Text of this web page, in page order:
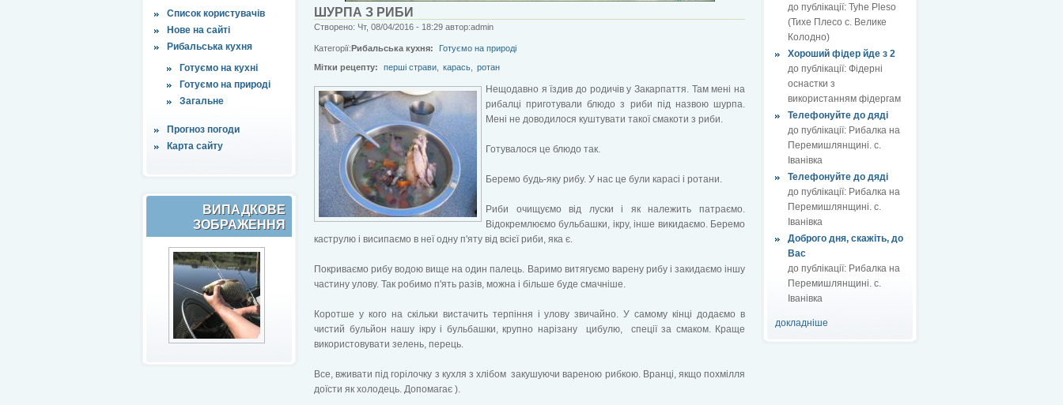
Список користувачів
Нове на сайті
Рибальська кухня
Готуємо на кухні
Готуємо на природі
Загальне
Прогноз погоди
Карта сайту
ВИПАДКОВЕ
ЗОБРАЖЕННЯ
до публікації: Tyhe Pleso
(Тихе Плесо с. Велике
Колодно)
Хороший фідер йде з 2
до публікації: Фідерні
оснастки з
використанням фідергам
Телефонуйте до дяді
до публікації: Рибалка на
Перемишлянщині. с.
Іванівка
Телефонуйте до дяді
до публікації: Рибалка на
Перемишлянщині. с.
Іванівка
Доброго дня, скажіть, до
Вас
до публікації: Рибалка на
Перемишлянщині. с.
Іванівка
докладніше
ШУРПА З РИБИ
Створено: Чт, 08/04/2016 - 18:29 автор:admin
Категорії:Рибальська кухня:
Готуємо на природі
Мітки рецепту:
перші страви карась ротан
Нещодавно я їздив до родичів у Закарпаття. Там мені на
рибалці приготували блюдо з риби під назвою шурпа.
Мені не доводилося куштувати такої смакоти з риби.
Готувалося це блюдо так.
Беремо будь-яку рибу. У нас це були карасі і ротани.
Риби очищуємо від луски і як належить патраємо.
Відокремлюємо бульбашки, ікру, інше викидаємо. Беремо
каструлю і висипаємо в неї одну п'яту від всієї риби, яка є.
Покриваємо рибу водою вище на один палець. Варимо витягуємо варену рибу і закидаємо іншу
частину улову. Так робимо п'ять разів, можна і більше буде смачніше.
Коротше у кого на скільки вистачить терпіння і улову звичайно. У самому кінці додаємо в
чистий бульйон нашу ікру і бульбашки, крупно нарізану цибулю, спеції за смаком. Краще
використовувати зелень, перець.
Все, вживати під горілочку з кухля з хлібом закушуючи вареною рибкою. Вранці, якщо похмілля
доїсти як холодець. Допомагає ).